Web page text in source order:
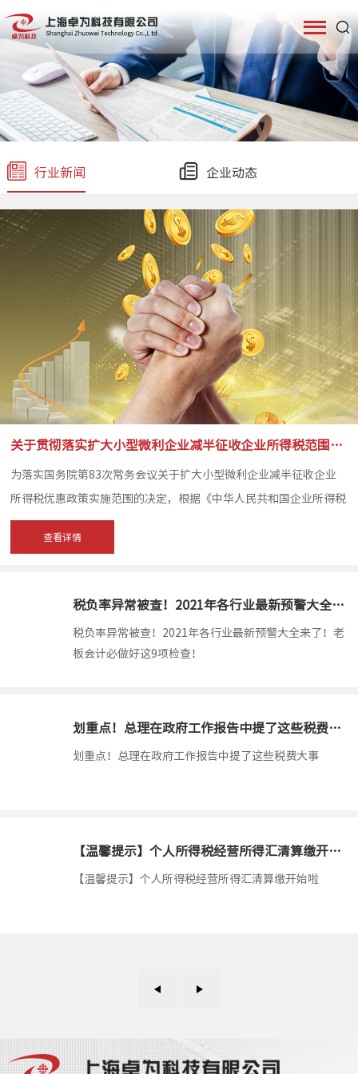
行业新闻 企业动态
关于贯彻落实扩大小型微利企业减半征收企业所得税范围有关问题的公告
为落实国务院第83次常务会议关于扩大小型微利企业减半征收企业
所得税优惠政策实施范围的决定，根据《中华人民共和国企业所得税
法》及其实施条例、《财政部国家税务总局关于小型微利企业所得税
查看详情
税负率异常被查！2021年各行业最新预警大全来了！老板会计必做好这9项检查！
税负率异常被查！2021年各行业最新预警大全来了！老
板会计必做好这9项检查！
划重点！总理在政府工作报告中提了这些税费大事
划重点！总理在政府工作报告中提了这些税费大事
【温馨提示】个人所得税经营所得汇清算缴开始啦
【温馨提示】个人所得税经营所得汇清算缴开始啦